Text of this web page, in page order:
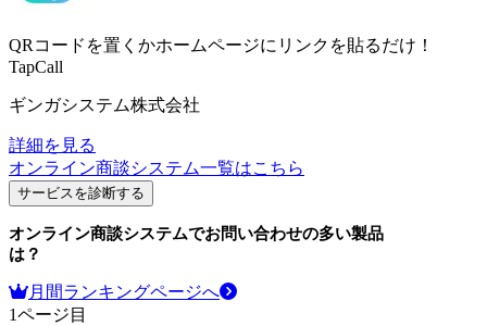
QRコードを置くかホームページにリンクを貼るだけ！
TapCall
ギンガシステム株式会社
詳細を見る
オンライン商談システム一覧はこちら
サービスを診断する
オンライン商談システムでお問い合わせの多い製品
は？
月間ランキングページへ
1ページ目